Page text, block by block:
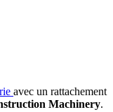
avec un rattachement
Machinery.